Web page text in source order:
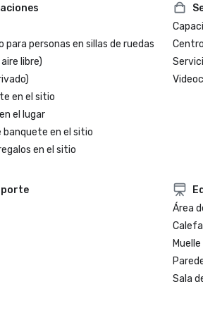
para personas en sillas de ruedas
libre)
en el sitio
el lugar
banquete en el sitio
en el sitio
Área
Muelle
Sala